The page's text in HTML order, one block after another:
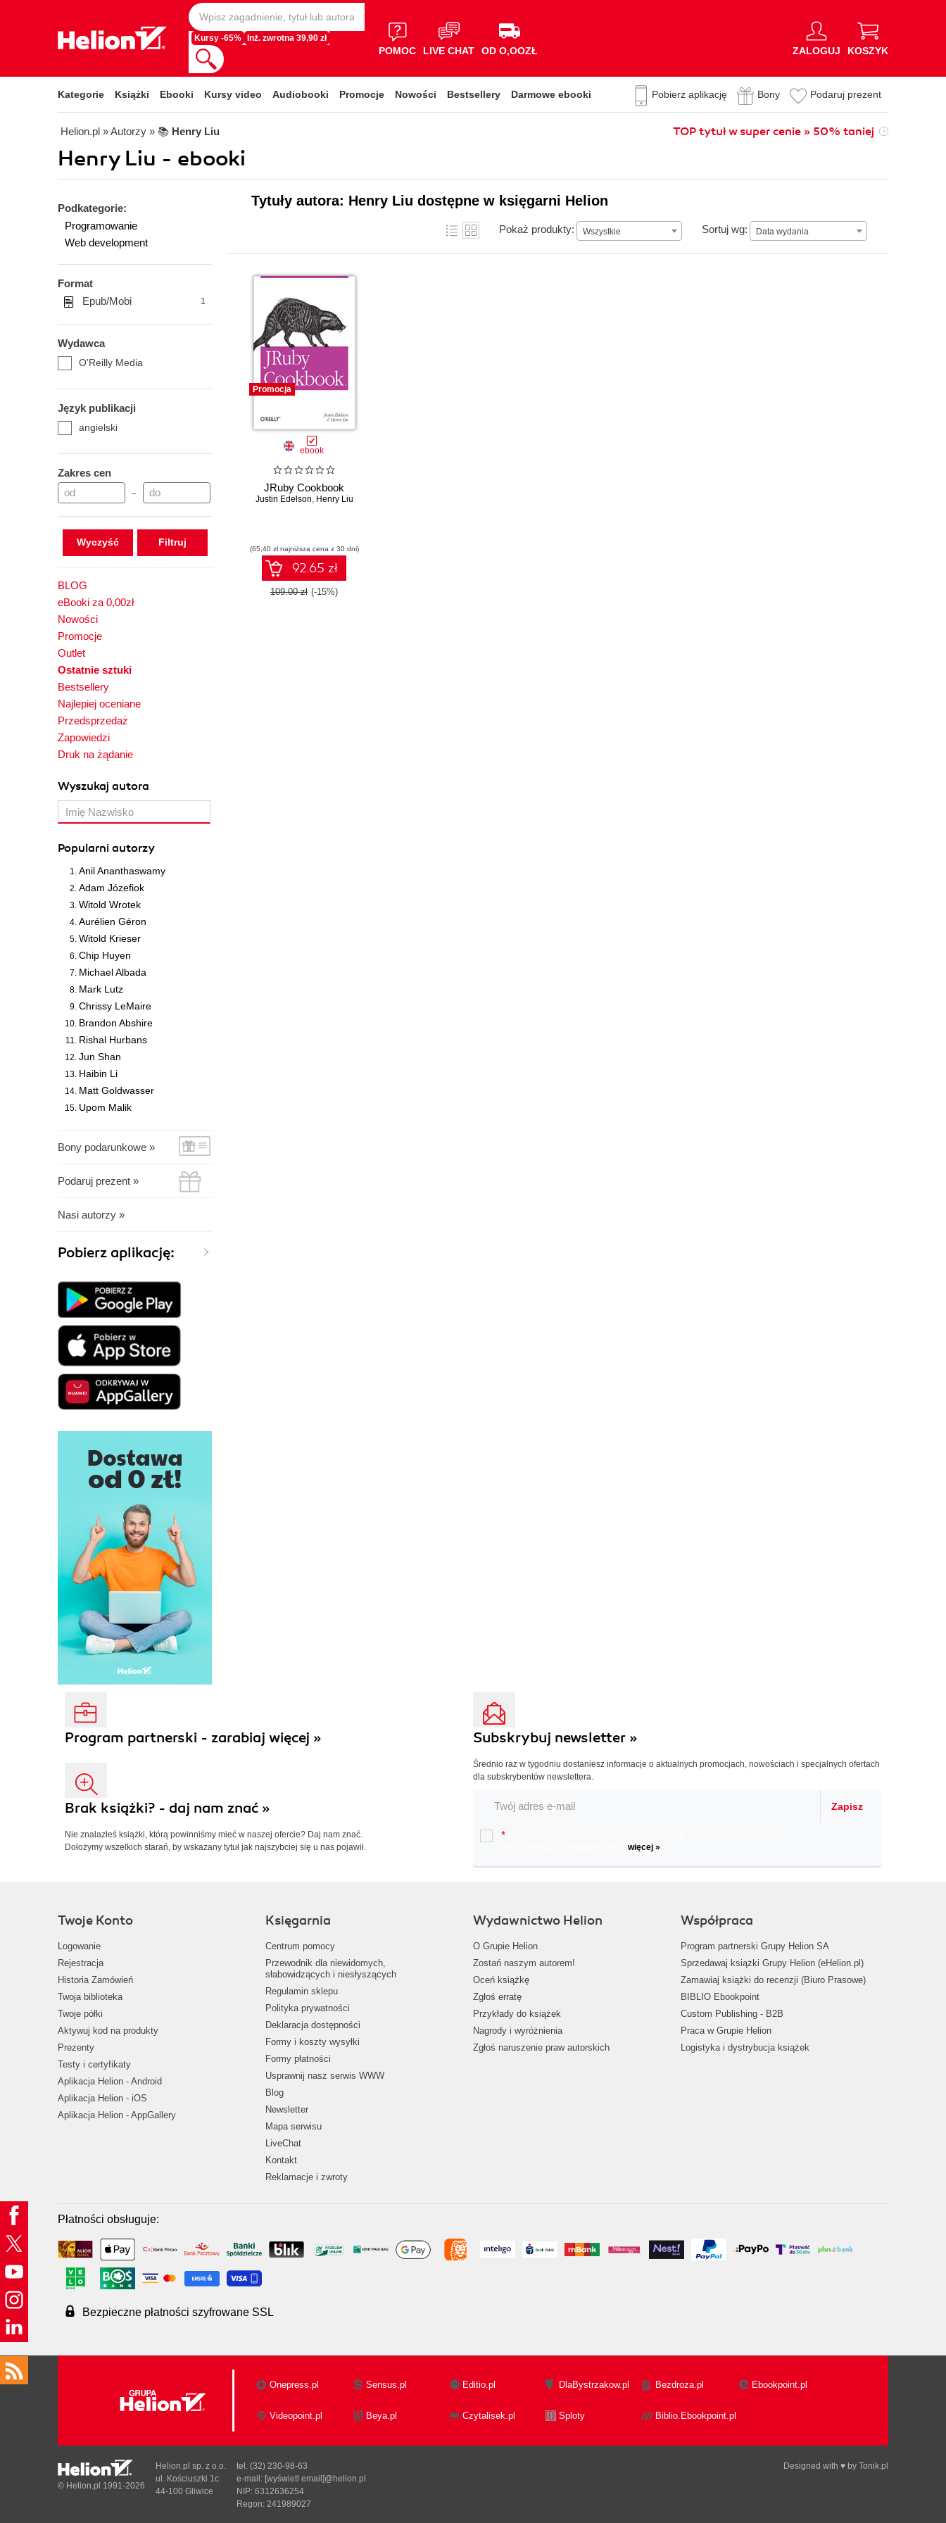
Kursy -65% Inż. zwrotna 39,90 zł
POMOC LIVE CHAT OD O,OOZŁ ZALOGUJ KOSZYK
Kategorie Książki Ebooki Kursy video Audiobooki Promocje Nowości Bestsellery Darmowe ebooki Pobierz aplikację Bony Podaruj prezent
Helion.pl » Autorzy » 📚 Henry Liu TOP tytuł w super cenie » 50% taniej
Henry Liu - ebooki
Podkategorie:
Programowanie
Web development
Format
Epub/Mobi
1
Wydawca
O'Reilly Media
Język publikacji
angielski
Zakres cen
–
Wyczyść
BLOG
eBooki za 0,00zł
Nowości
Promocje
Outlet
Ostatnie sztuki
Bestsellery
Najlepiej oceniane
Przedsprzedaż
Zapowiedzi
Druk na żądanie
Wyszukaj autora
Popularni autorzy
Anil Ananthaswamy
Adam Józefiok
Witold Wrotek
Aurélien Géron
Witold Krieser
Chip Huyen
Michael Albada
Mark Lutz
Chrissy LeMaire
Brandon Abshire
Rishal Hurbans
Jun Shan
Haibin Li
Matt Goldwasser
Upom Malik
Bony podarunkowe »
Podaruj prezent »
Nasi autorzy »
Pobierz aplikację:
Tytuły autora: Henry Liu dostępne w księgarni Helion
Pokaż produkty: Wszystkie Sortuj wg: Data wydania
Data wydania
Promocja
ebook
JRuby Cookbook
Justin Edelson, Henry Liu
(65,40 zł najniższa cena z 30 dni)
92.65 zł
109.00 zł (-15%)
Program partnerski - zarabiaj więcej »
Brak książki? - daj nam znać »
Nie znalazłeś książki, którą powinniśmy mieć w naszej ofercie? Daj nam znać.
Dołożymy wszelkich starań, by wskazany tytuł jak najszybciej się u nas pojawił.
Subskrybuj newsletter »
Średnio raz w tygodniu dostaniesz informacje o aktualnych promocjach, nowościach i specjalnych ofertach
dla subskrybentów newslettera.
Zapisz
*
więcej »
Twoje Konto
Logowanie
Rejestracja
Historia Zamówień
Twoja biblioteka
Twoje półki
Aktywuj kod na produkty
Prezenty
Testy i certyfikaty
Aplikacja Helion - Android
Aplikacja Helion - iOS
Aplikacja Helion - AppGallery
Księgarnia
Centrum pomocy
Przewodnik dla niewidomych,
słabowidzących i niesłyszących
Regulamin sklepu
Polityka prywatności
Deklaracja dostępności
Formy i koszty wysyłki
Formy płatności
Usprawnij nasz serwis WWW
Blog
Newsletter
Mapa serwisu
LiveChat
Kontakt
Reklamacje i zwroty
Wydawnictwo Helion
O Grupie Helion
Zostań naszym autorem!
Oceń książkę
Zgłoś erratę
Przykłady do książek
Nagrody i wyróżnienia
Zgłoś naruszenie praw autorskich
Współpraca
Program partnerski Grupy Helion SA
Sprzedawaj książki Grupy Helion (eHelion.pl)
Zamawiaj książki do recenzji (Biuro Prasowe)
BIBLIO Ebookpoint
Custom Publishing - B2B
Praca w Grupie Helion
Logistyka i dystrybucja książek
Płatności obsługuje:
Bezpieczne płatności szyfrowane SSL
Onepress.pl Sensus.pl Editio.pl DlaBystrzakow.pl Bezdroza.pl Ebookpoint.pl
Videopoint.pl Beya.pl Czytalisek.pl Sploty Biblio.Ebookpoint.pl
Designed with ♥ by Tonik.pl
© Helion.pl 1991-2026
Helion.pl sp. z o.o.
ul. Kościuszki 1c
44-100 Gliwice
tel. (32) 230-98-63
e-mail: [wyświetl email]@helion.pl
NIP: 6312636254
Regon: 241989027